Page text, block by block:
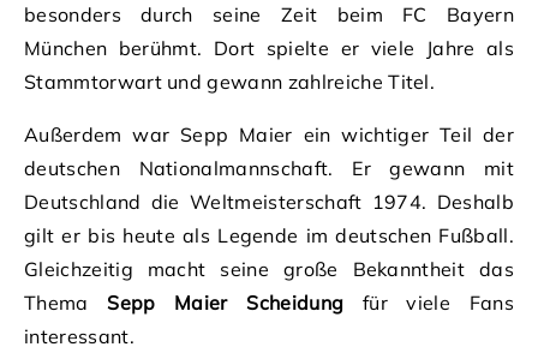
besonders durch seine Zeit beim FC Bayern
München berühmt. Dort spielte er viele Jahre als
Stammtorwart und gewann zahlreiche Titel.
Außerdem war Sepp Maier ein wichtiger Teil der
deutschen Nationalmannschaft. Er gewann mit
Deutschland die Weltmeisterschaft 1974. Deshalb
gilt er bis heute als Legende im deutschen Fußball.
Gleichzeitig macht seine große Bekanntheit das
ThemaSepp Maier Scheidung für viele Fans
interessant.